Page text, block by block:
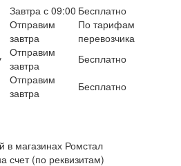
Завтра с 09:00 Бесплатно
Отправим
завтра
По тарифам
перевозчика
Отправим
завтра
Бесплатно
Отправим
завтра
Бесплатно
в магазинах Ромстал
счет (по реквизитам)